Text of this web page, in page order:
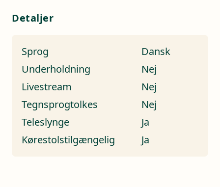
Detaljer
Sprog
Dansk
Underholdning
Nej
Livestream
Nej
Tegnsprogtolkes
Nej
Teleslynge
Ja
Kørestolstilgængelig
Ja